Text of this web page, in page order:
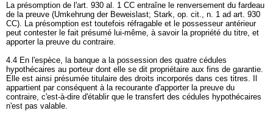
La présomption de l'art. 930 al. 1 CC entraîne le renversement du fardeau
de la preuve (Umkehrung der Beweislast; Stark, op. cit., n. 1 ad art. 930
CC). La présomption est toutefois réfragable et le possesseur antérieur
peut contester le fait présumé lui-même, à savoir la propriété du titre, et
apporter la preuve du contraire.
4.4 En l'espèce, la banque a la possession des quatre cédules
hypothécaires au porteur dont elle se dit propriétaire aux fins de garantie.
Elle est ainsi présumée titulaire des droits incorporés dans ces titres. Il
appartient par conséquent à la recourante d'apporter la preuve du
contraire, c'est-à-dire d'établir que le transfert des cédules hypothécaires
n'est pas valable.